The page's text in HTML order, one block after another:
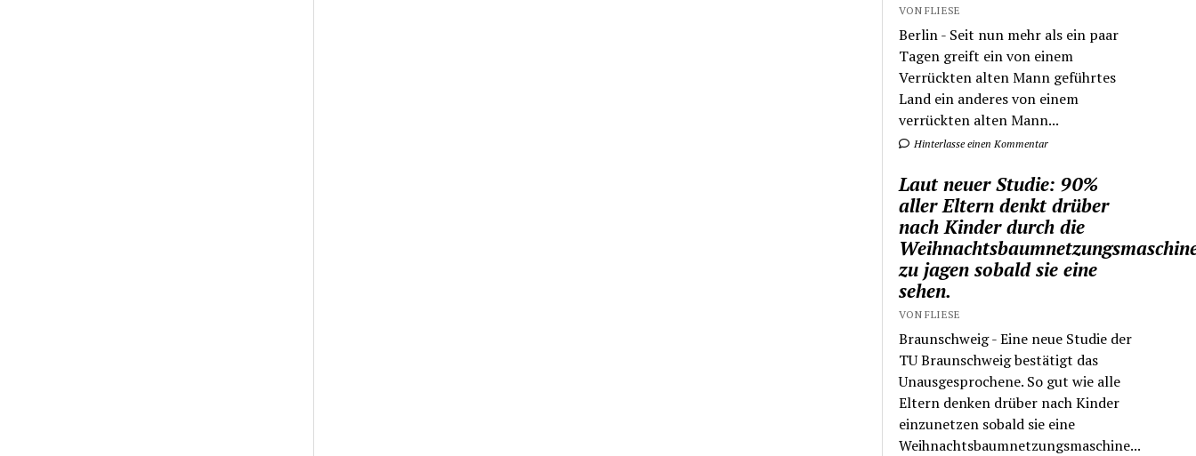
VON FLIESE
Berlin - Seit nun mehr als ein paar
Tagen greift ein von einem
Verrückten alten Mann geführtes
Land ein anderes von einem
verrückten alten Mann...
Hinterlasse einen Kommentar
Laut neuer Studie: 90%
aller Eltern denkt drüber
nach Kinder durch die
zu jagen sobald sie eine
sehen.
VON FLIESE
Braunschweig - Eine neue Studie der
TU Braunschweig bestätigt das
Unausgesprochene. So gut wie alle
Eltern denken drüber nach Kinder
einzunetzen sobald sie eine
Weihnachtsbaumnetzungsmaschine...